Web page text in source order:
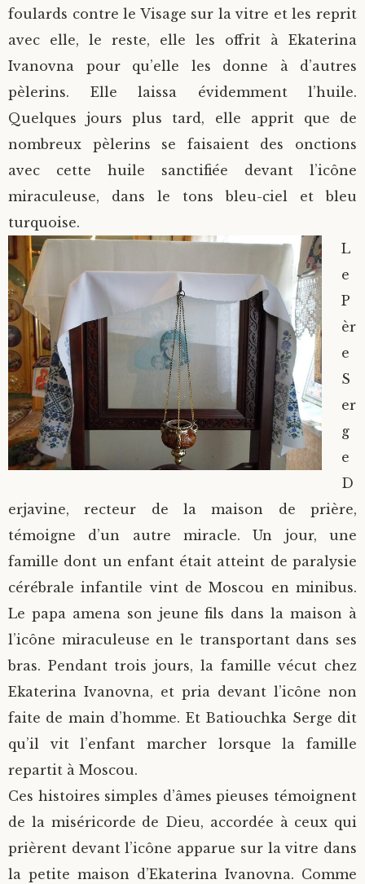
foulards contre le Visage sur la vitre et les reprit
avec elle, le reste, elle les offrit à Ekaterina
Ivanovna pour qu’elle les donne à d’autres
pèlerins. Elle laissa évidemment l’huile.
Quelques jours plus tard, elle apprit que de
nombreux pèlerins se faisaient des onctions
avec cette huile sanctifiée devant l’icône
miraculeuse, dans le tons bleu-ciel et bleu
turquoise.
L
e
P
èr
e
S
er
g
e
D
erjavine, recteur de la maison de prière,
témoigne d’un autre miracle. Un jour, une
famille dont un enfant était atteint de paralysie
cérébrale infantile vint de Moscou en minibus.
Le papa amena son jeune fils dans la maison à
l’icône miraculeuse en le transportant dans ses
bras. Pendant trois jours, la famille vécut chez
Ekaterina Ivanovna, et pria devant l’icône non
faite de main d’homme. Et Batiouchka Serge dit
qu’il vit l’enfant marcher lorsque la famille
repartit à Moscou.
Ces histoires simples d’âmes pieuses témoignent
de la miséricorde de Dieu, accordée à ceux qui
prièrent devant l’icône apparue sur la vitre dans
la petite maison d’Ekaterina Ivanovna. Comme